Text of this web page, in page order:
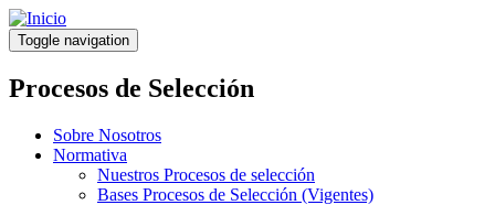
Pasar
al
contenido
principal
Toggle navigation
Procesos de Selección
Sobre Nosotros
Normativa
Nuestros Procesos de selección
Bases Procesos de Selección (Vigentes)